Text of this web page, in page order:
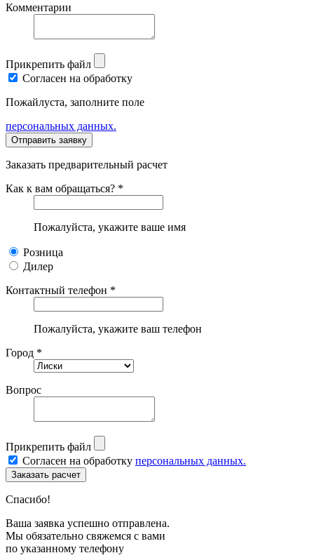
Комментарии
Прикрепить файл
Согласен на обработку
Пожайлуста, заполните поле
персональных данных.
Заказать предварительный расчет
Как к вам обращаться? *
Пожалуйста, укажите ваше имя
Розница
Дилер
Контактный телефон *
Пожалуйста, укажите ваш телефон
Город *
Вопрос
Прикрепить файл
Согласен на обработку персональных данных.
Спасибо!
Ваша заявка успешно отправлена.
Мы обязательно свяжемся с вами
по указанному телефону